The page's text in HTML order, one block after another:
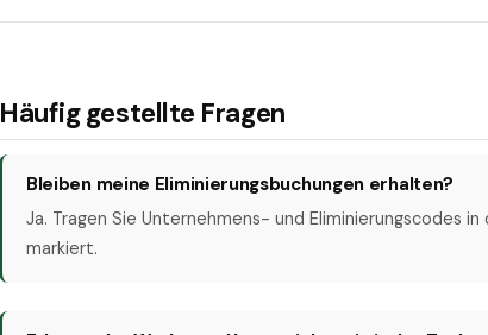
Häufig gestellte Fragen
Bleiben meine Eliminierungsbuchungen erhalten?
Ja. Tragen Sie Unternehmens- und Eliminierungscodes
markiert.